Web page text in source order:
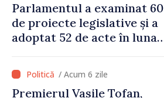
Parlamentul a examinat 60
de proiecte legislative și a
adoptat 52 de acte în luna
/ Acum 6 zile
Premierul Vasile Tofan,